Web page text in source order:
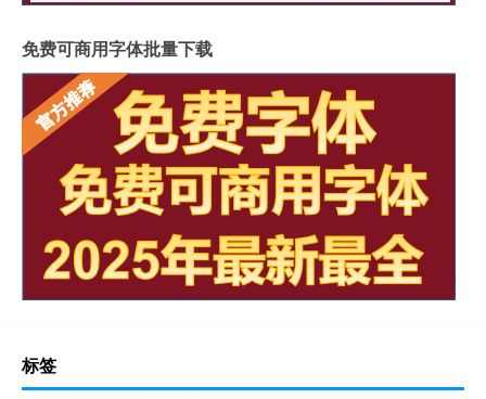
免费可商用字体批量下载
标签